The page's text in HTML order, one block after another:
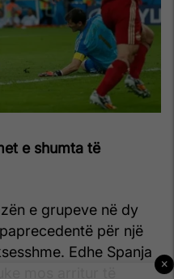
e shumta të
e grupeve në dy
për një
Edhe Spanja
×